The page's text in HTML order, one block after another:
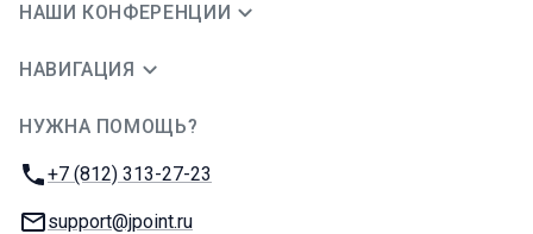
НАШИ КОНФЕРЕНЦИИ
НАВИГАЦИЯ
НУЖНА ПОМОЩЬ?
Телефон:
+7 (812) 313-27-23
E-mail:
support@jpoint.ru